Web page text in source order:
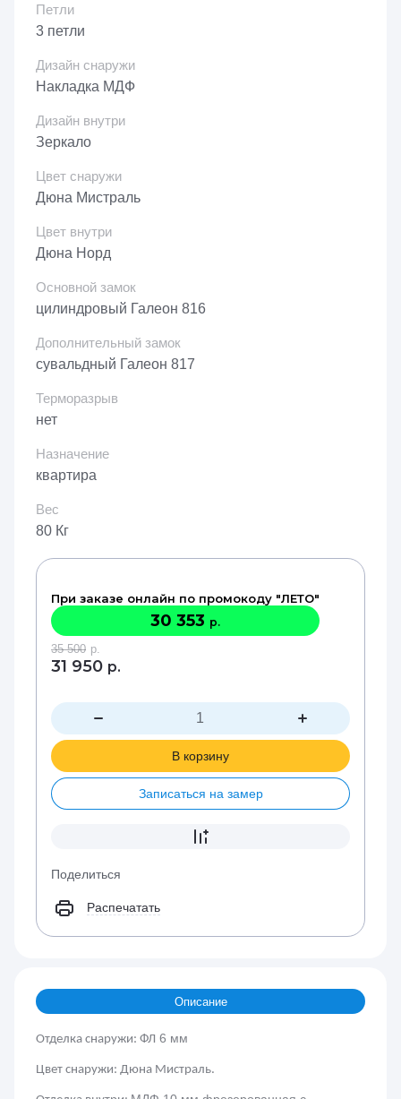
Петли
3 петли
Дизайн снаружи
Накладка МДФ
Дизайн внутри
Зеркало
Цвет снаружи
Дюна Мистраль
Цвет внутри
Дюна Норд
Основной замок
цилиндровый Галеон 816
Дополнительный замок
сувальдный Галеон 817
Терморазрыв
нет
Назначение
квартира
Вес
80 Кг
При заказе онлайн по промокоду "ЛЕТО"
30 353 р.
35 500 р.
31 950 р.
В корзину
Записаться на замер
Поделиться
Распечатать
Описание
Отделка снаружи: ФЛ 6 мм
Цвет снаружи: Дюна Мистраль.